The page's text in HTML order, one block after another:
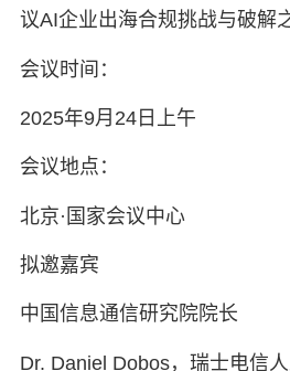
议AI企业出海合规挑战与破解
会议时间：
2025年9月24日上午
会议地点：
北京·国家会议中心
拟邀嘉宾
中国信息通信研究院院长
Dr. Daniel Dobos，瑞士电信